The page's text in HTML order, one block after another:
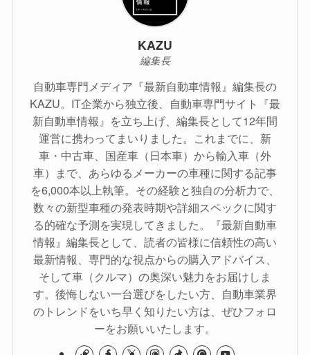
KAZU
編集長
自動車専門メディア『最新自動車情報』編集長の
KAZU。IT企業から独立後、自動車専門サイト『最
新自動車情報』を立ち上げ、編集長として12年間
運営に携わってまいりました。これまでに、新
車・中古車、国産車（日本車）から輸入車（外
車）まで、あらゆるメーカーの車種に関する記事
を6,000本以上執筆。その経験と独自の分析力で、
数々の新型車種の発表時期や詳細スペックに関す
る的確な予測を実現してきました。『最新自動車
情報』編集長として、読者の皆様に信頼性の高い
最新情報、専門的な視点からの購入アドバイス、
そして車（クルマ）の奥深い魅力をお届けしま
す。後悔しない一台選びをしたい方、自動車業界
のトレンドをいち早く知りたい方は、ぜひフォロ
ーをお願いいたします。